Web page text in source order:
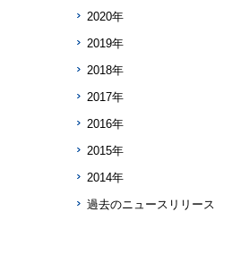
2020年
2019年
2018年
2017年
2016年
2015年
2014年
過去のニュースリリース